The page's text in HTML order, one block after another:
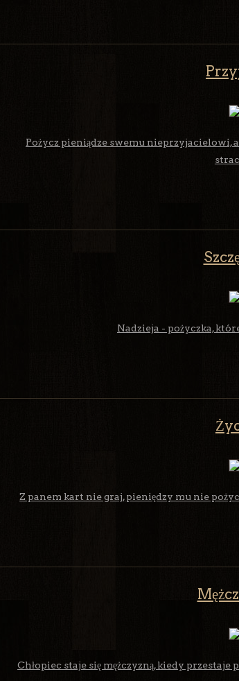
Pożycz pieniądze swemu nieprzyjacielowi,
Nadzieja - pożyczka,
Z panem kart nie graj, pieniędzy mu nie
Chłopiec staje się mężczyzną, kiedy przestaje